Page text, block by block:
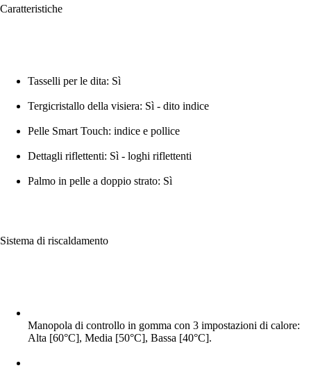
Caratteristiche
Tasselli per le dita: Sì
Tergicristallo della visiera: Sì - dito indice
Pelle Smart Touch: indice e pollice
Dettagli riflettenti: Sì - loghi riflettenti
Palmo in pelle a doppio strato: Sì
Sistema di riscaldamento
Manopola di controllo in gomma con 3 impostazioni di calore:
Alta [60°C], Media [50°C], Bassa [40°C].